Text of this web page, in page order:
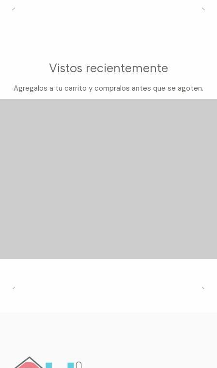
Vistos recientemente
Agregalos a tu carrito y compralos antes que se agoten.